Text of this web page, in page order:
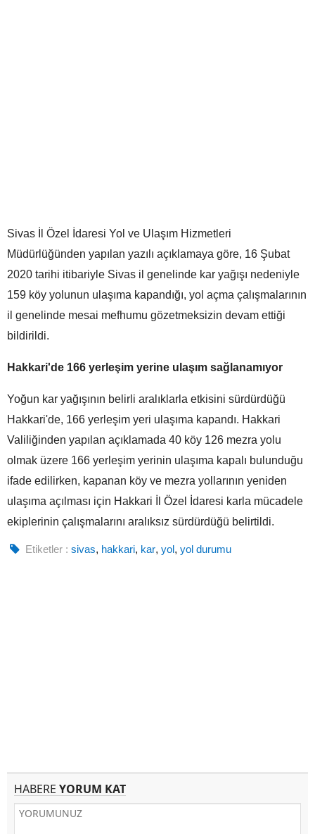
Sivas İl Özel İdaresi Yol ve Ulaşım Hizmetleri
Müdürlüğünden yapılan yazılı açıklamaya göre, 16 Şubat
2020 tarihi itibariyle Sivas il genelinde kar yağışı nedeniyle
159 köy yolunun ulaşıma kapandığı, yol açma çalışmalarının
il genelinde mesai mefhumu gözetmeksizin devam ettiği
bildirildi.
Hakkari'de 166 yerleşim yerine ulaşım sağlanamıyor
Yoğun kar yağışının belirli aralıklarla etkisini sürdürdüğü
Hakkari'de, 166 yerleşim yeri ulaşıma kapandı. Hakkari
Valiliğinden yapılan açıklamada 40 köy 126 mezra yolu
olmak üzere 166 yerleşim yerinin ulaşıma kapalı bulunduğu
ifade edilirken, kapanan köy ve mezra yollarının yeniden
ulaşıma açılması için Hakkari İl Özel İdaresi karla mücadele
ekiplerinin çalışmalarını aralıksız sürdürdüğü belirtildi.
Etiketler : sivas, hakkari, kar,yol,yol durumu
HABERE YORUM KAT